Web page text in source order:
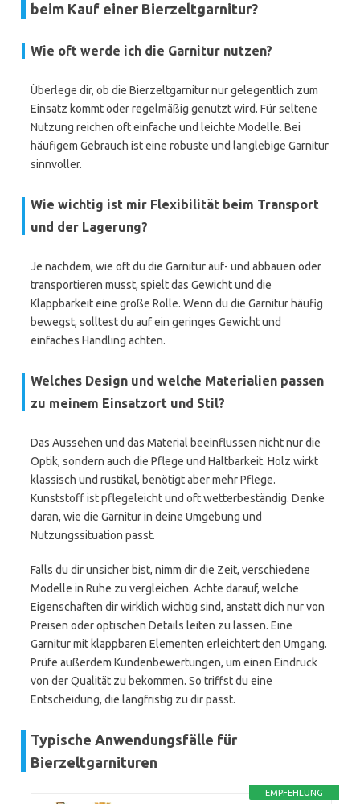
beim Kauf einer Bierzeltgarnitur?
Wie oft werde ich die Garnitur nutzen?
Überlege dir, ob die Bierzeltgarnitur nur gelegentlich zum
Einsatz kommt oder regelmäßig genutzt wird. Für seltene
Nutzung reichen oft einfache und leichte Modelle. Bei
häufigem Gebrauch ist eine robuste und langlebige Garnitur
sinnvoller.
Wie wichtig ist mir Flexibilität beim Transport
und der Lagerung?
Je nachdem, wie oft du die Garnitur auf- und abbauen oder
transportieren musst, spielt das Gewicht und die
Klappbarkeit eine große Rolle. Wenn du die Garnitur häufig
bewegst, solltest du auf ein geringes Gewicht und
einfaches Handling achten.
Welches Design und welche Materialien passen
zu meinem Einsatzort und Stil?
Das Aussehen und das Material beeinflussen nicht nur die
Optik, sondern auch die Pflege und Haltbarkeit. Holz wirkt
klassisch und rustikal, benötigt aber mehr Pflege.
Kunststoff ist pflegeleicht und oft wetterbeständig. Denke
daran, wie die Garnitur in deine Umgebung und
Nutzungssituation passt.
Falls du dir unsicher bist, nimm dir die Zeit, verschiedene
Modelle in Ruhe zu vergleichen. Achte darauf, welche
Eigenschaften dir wirklich wichtig sind, anstatt dich nur von
Preisen oder optischen Details leiten zu lassen. Eine
Garnitur mit klappbaren Elementen erleichtert den Umgang.
Prüfe außerdem Kundenbewertungen, um einen Eindruck
von der Qualität zu bekommen. So triffst du eine
Entscheidung, die langfristig zu dir passt.
Typische Anwendungsfälle für
Bierzeltgarnituren
EMPFEHLUNG